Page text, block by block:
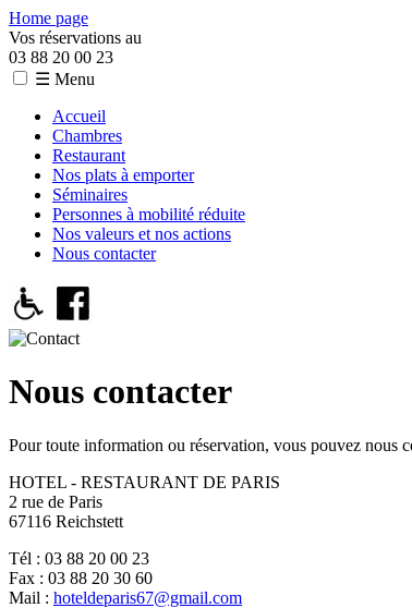
Home page
Vos réservations au
03 88 20 00 23
☰ Menu
Accueil
Chambres
Restaurant
Nos plats à emporter
Séminaires
Personnes à mobilité réduite
Nos valeurs et nos actions
Nous contacter
Nous contacter
Pour toute information ou réservation, vous pouvez nous
HOTEL - RESTAURANT DE PARIS
2 rue de Paris
67116 Reichstett
Tél : 03 88 20 00 23
Fax : 03 88 20 30 60
Mail : hoteldeparis67@gmail.com